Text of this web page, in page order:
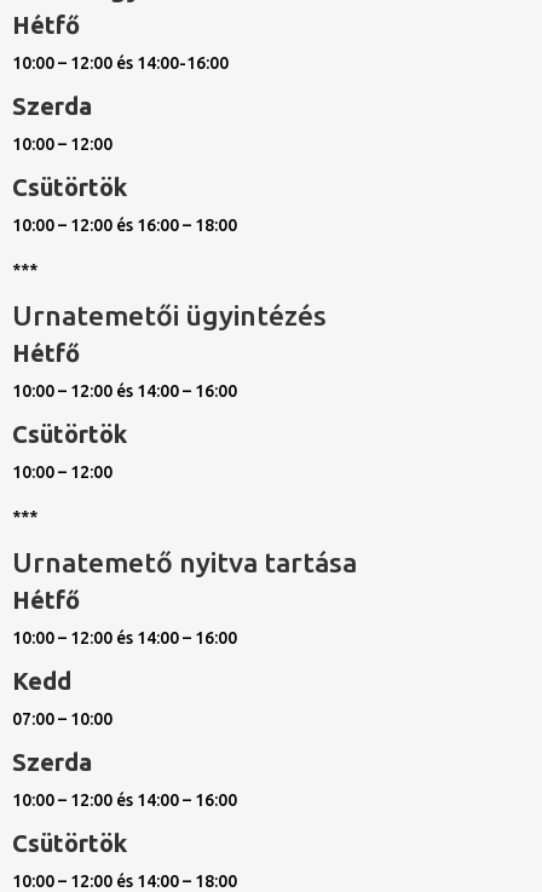
Hétfő
10:00 – 12:00 és 14:00-16:00
Szerda
10:00 – 12:00
Csütörtök
10:00 – 12:00 és 16:00 – 18:00
***
Urnatemetői ügyintézés
Hétfő
10:00 – 12:00 és 14:00 – 16:00
Csütörtök
10:00 – 12:00
***
Urnatemető nyitva tartása
Hétfő
10:00 – 12:00 és 14:00 – 16:00
Kedd
07:00 – 10:00
Szerda
10:00 – 12:00 és 14:00 – 16:00
Csütörtök
10:00 – 12:00 és 14:00 – 18:00